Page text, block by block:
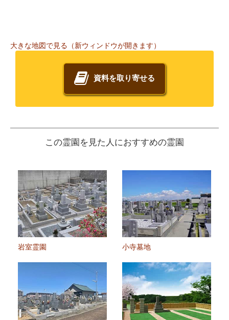
大きな地図で見る（新ウィンドウが開きます）
資料を取り寄せる
この霊園を見た人におすすめの霊園
岩室霊園 小寺墓地